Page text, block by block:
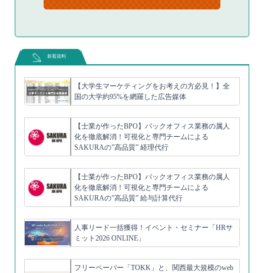
新着資料
【大学生マーケティングをお考えの方必見！】全
国の大学約95%を網羅した広告媒体
【士業が作ったBPO】バックオフィス業務の属人
化を徹底解消！可視化と専門チームによる
SAKURAの”高品質” 経理代行
【士業が作ったBPO】バックオフィス業務の属人
化を徹底解消！可視化と専門チームによる
SAKURAの”高品質” 給与計算代行
人事リード一括獲得！イベント・セミナー「HRサ
ミット2026 ONLINE」
フリーペーパー「TOKK」と、関西最大規模のweb